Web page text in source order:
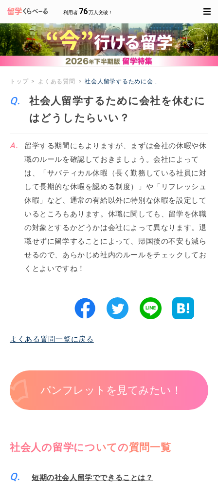
利用者 76万人突破！
トップ よくある質問 社会人留学するために会社を休むにはどうした
社会人留学するために会社を休むに
はどうしたらいい？
留学する期間にもよりますが、まずは会社の休暇や休
職のルールを確認しておきましょう。会社によって
は、「サバティカル休暇（長く勤務している社員に対
して長期的な休暇を認める制度）」や「リフレッシュ
休暇」など、通常の有給以外に特別な休暇を設定して
いるところもあります。休職に関しても、留学を休職
の対象とするかどうかは会社によって異なります。退
職せずに留学することによって、帰国後の不安も減ら
せるので、あらかじめ社内のルールをチェックしてお
くとよいですね！
よくある質問一覧に戻る
パンフレットを見てみたい！
社会人の留学についての質問一覧
短期の社会人留学でできることは？